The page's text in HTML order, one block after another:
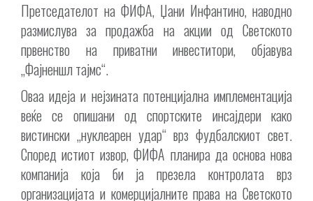
Претседателот на ФИФА, Џани Инфантино, наводно
размислува за продажба на акции од Светското
првенство на приватни инвеститори, објавува
„Фајненшл тајмс“.
Оваа идеја и нејзината потенцијална имплементација
веќе се опишани од спортските инсајдери како
вистински „нуклеарен удар“ врз фудбалскиот свет.
Според истиот извор, ФИФА планира да основа нова
компанија која би ја презела контролата врз
организацијата и комерцијалните права на Светското